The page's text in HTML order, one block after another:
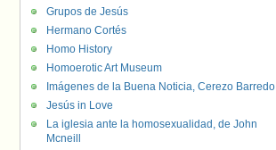
Grupos de Jesús
Hermano Cortés
Homo History
Homoerotic Art Museum
Imágenes de la Buena Noticia, Cerezo Barredo
Jesús in Love
La iglesia ante la homosexualidad, de John
Mcneill